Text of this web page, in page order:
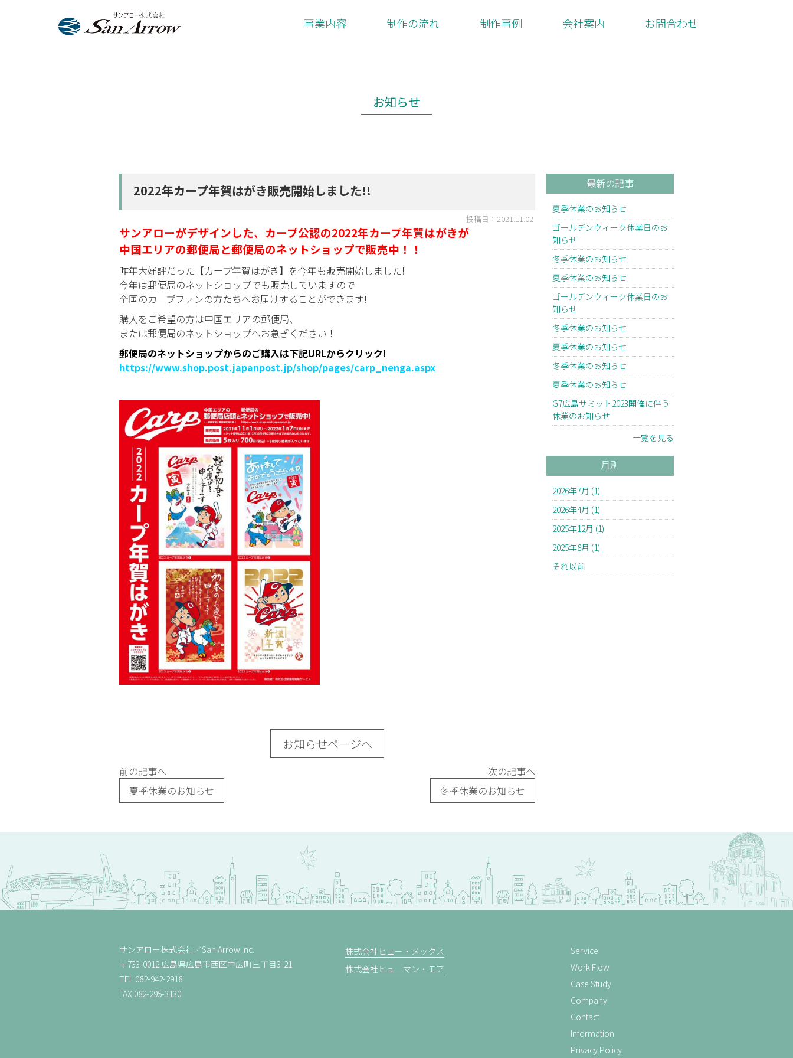
事業内容 制作の流れ 制作事例 会社案内 お問合わせ
お知らせ
2022年カープ年賀はがき販売開始しました!!
投稿日：2021.11.02
サンアローがデザインした、カープ公認の2022年カープ年賀はがきが
中国エリアの郵便局と郵便局のネットショップで販売中！！
昨年大好評だった【カープ年賀はがき】を今年も販売開始しました!
今年は郵便局のネットショップでも販売していますので
全国のカープファンの方たちへお届けすることができます!
購入をご希望の方は中国エリアの郵便局、
または郵便局のネットショップへお急ぎください！
郵便局のネットショップからのご購入は下記URLからクリック!
https://www.shop.post.japanpost.jp/shop/pages/carp_nenga.aspx
お知らせページへ
前の記事へ
夏季休業のお知らせ
次の記事へ
冬季休業のお知らせ
最新の記事
夏季休業のお知らせ
ゴールデンウィーク休業日のお
知らせ
冬季休業のお知らせ
夏季休業のお知らせ
ゴールデンウィーク休業日のお
知らせ
冬季休業のお知らせ
夏季休業のお知らせ
冬季休業のお知らせ
夏季休業のお知らせ
G7広島サミット2023開催に伴う
休業のお知らせ
一覧を見る
月別
2026年7月 (1)
2026年4月 (1)
2025年12月 (1)
2025年8月 (1)
それ以前
サンアロー株式会社／San Arrow Inc.
〒733-0012 広島県広島市西区中広町三丁目3-21
TEL 082-942-2918
FAX 082-295-3130
株式会社ヒュー・メックス
株式会社ヒューマン・モア
Service
Work Flow
Case Study
Company
Contact
Information
Privacy Policy